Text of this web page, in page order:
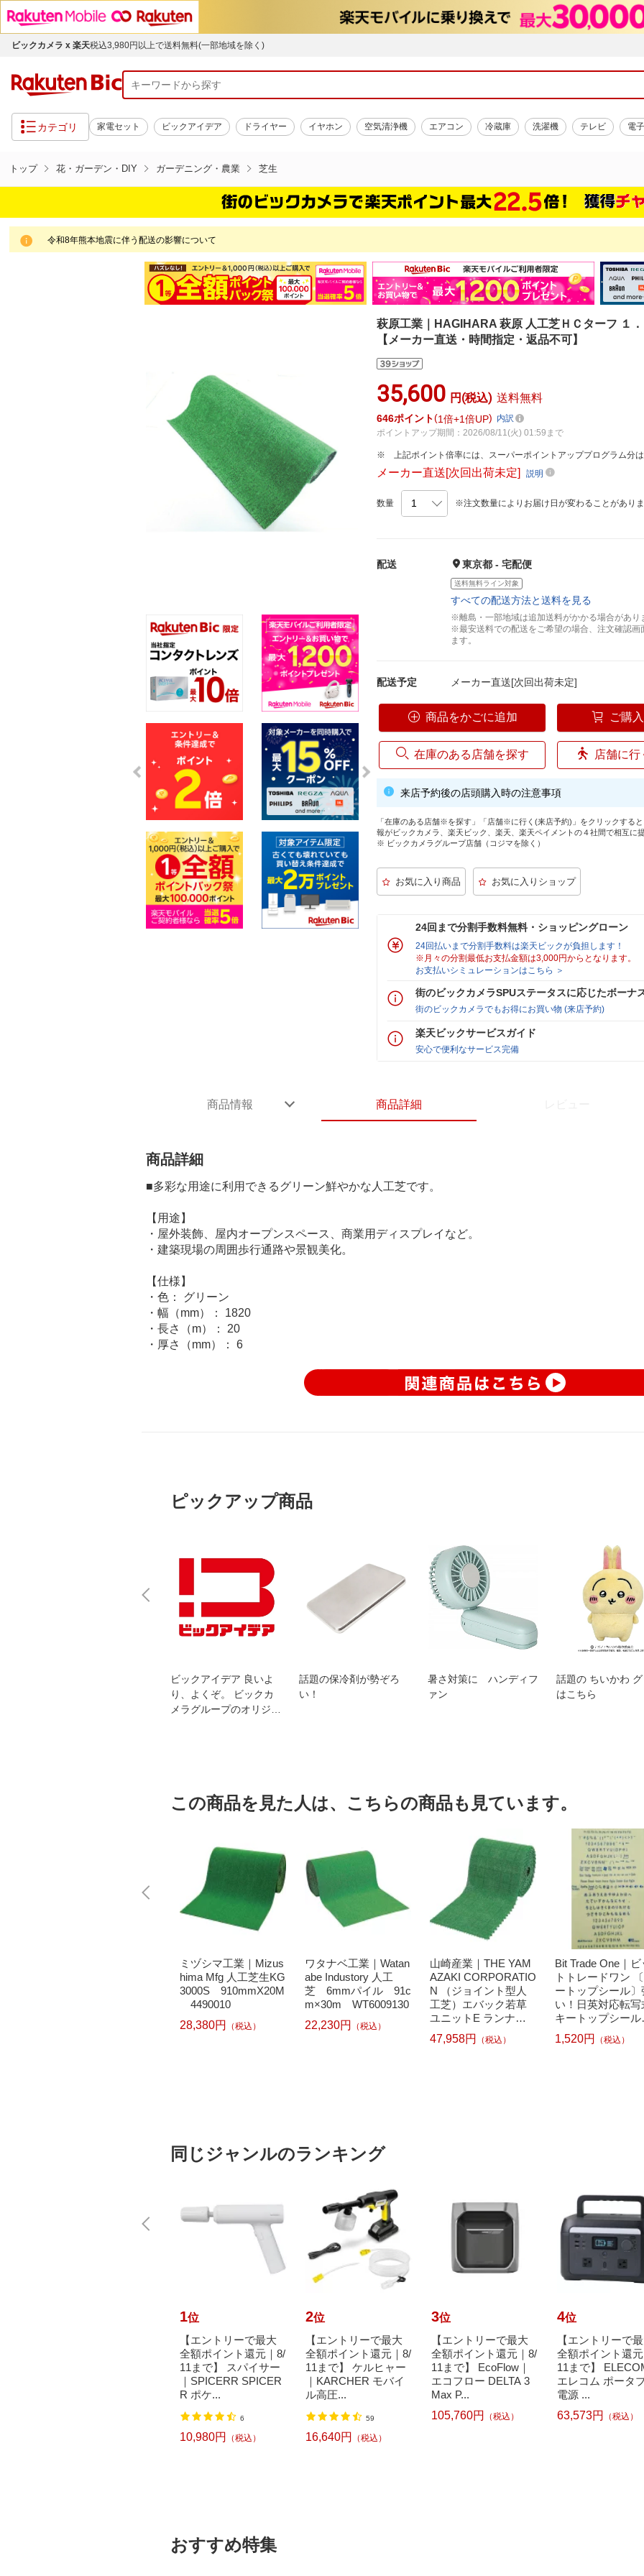
ビックカメラ x 楽天税込3,980円以上で送料無料(一部地域を除く)
カテゴリ 家電セット ビックアイデア ドライヤー イヤホン 空気清浄機 エアコン 冷蔵庫 洗濯機 テレビ 電
トップ 花・ガーデン・DIY ガーデニング・農業 芝生
令和8年熊本地震に伴う配送の影響について
萩原工業｜HAGIHARA 萩原 人工芝ＨＣターフ １
【メーカー直送・時間指定・返品不可】
35,600 円(税込) 送料無料
646ポイント 1倍 1倍UP
内訳
ポイントアップ期間：2026/08/11(火) 01:59まで
上記ポイント倍率には、スーパーポイントアッププログラム分
メーカー直送[次回出荷未定]説明
数量 ※注文数量によりお届け日が変わることがありま
配送 東京都 - 宅配便
送料無料ライン対象
すべての配送方法と送料を見る
※離島・一部地域は追加送料がかかる場合があり
※最安送料での配送をご希望の場合、注文確認画
ます。
配送予定 メーカー直送[次回出荷未定]
商品をかごに追加 ご購
在庫のある店舗を探す 店舗に行
来店予約後の店頭購入時の注意事項
「在庫のある店舗※を探す」「店舗※に行く(来店予約)」をクリックする
報がビックカメラ、楽天ビック、楽天、楽天ペイメントの４社間で相互に
※ ビックカメラグループ店舗（コジマを除く）
24回まで分割手数料無料・ショッピングローン
24回払いまで分割手数料は楽天ビックが負担します！
※月々の分割最低お支払金額は3,000円からとなります。
お支払いシミュレーションはこちら ＞
街のビックカメラSPUステータスに応じたボーナ
街のビックカメラでもお得にお買い物 (来店予約)
楽天ビックサービスガイド
安心で便利なサービス完備
商品情報 商品詳細
商品詳細
■多彩な用途に利用できるグリーン鮮やかな人工芝です。
【用途】
・屋外装飾、屋内オープンスペース、商業用ディスプレイなど。
・建築現場の周囲歩行通路や景観美化。
【仕様】
・色： グリーン
・幅（mm）： 1820
・長さ（m）： 20
・厚さ（mm）： 6
ピックアップ商品
ビックアイデア 良いよ
り、よくぞ。 ビックカ
メラグループのオリジナ
話題の保冷剤が勢ぞろ
い！
暑さ対策に ハンディフ
ァン
話題の ちいかわ
はこちら
この商品を見た人は、こちらの商品も見ています。
ミヅシマ工業｜Mizus
hima Mfg 人工芝生KG
3000S 910mmX20M
4490010
28,380円
（税込）
ワタナベ工業｜Watan
abe Industory 人工
芝 6mmパイル 91c
m×30m WT6009130
22,230円
（税込）
山崎産業｜THE YAM
AZAKI CORPORATIO
N （ジョイント型人
工芝）エバック若草
ユニットE ランナー F
531RS
47,958円 （税込）
Bit Trade One｜ビ
トトレードワン
ートップシール〕
い！日英対応転写
キートップシール
ット ブルー
L
1,520円 （税込）
同じジャンルのランキング
1位
【エントリーで最大
全額ポイント還元｜8/
11まで】 スパイサー
｜SPICERR SPICER
R ポケ...
6
10,980円 （税込）
2位
【エントリーで最大
全額ポイント還元｜8/
11まで】 ケルヒャー
｜KARCHER モバイ
ル高圧...
59
16,640円 （税込）
3位
【エントリーで最大
全額ポイント還元｜8/
11まで】 EcoFlow｜
エコフロー DELTA 3
Max P...
105,760円
（税込）
4位
【エントリーで
全額ポイント還
11まで】
エレコム ポータ
電源 ...
63,573円
（税込）
おすすめ特集